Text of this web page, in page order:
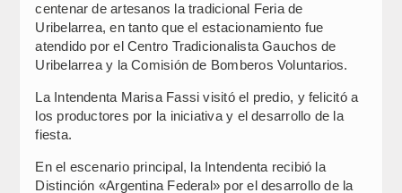
centenar de artesanos la tradicional Feria de
Uribelarrea, en tanto que el estacionamiento fue
atendido por el Centro Tradicionalista Gauchos de
Uribelarrea y la Comisión de Bomberos Voluntarios.
La Intendenta Marisa Fassi visitó el predio, y felicitó a
los productores por la iniciativa y el desarrollo de la
fiesta.
En el escenario principal, la Intendenta recibió la
Distinción «Argentina Federal» por el desarrollo de la